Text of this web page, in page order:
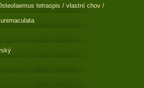
tetraspis / vlastní chov /